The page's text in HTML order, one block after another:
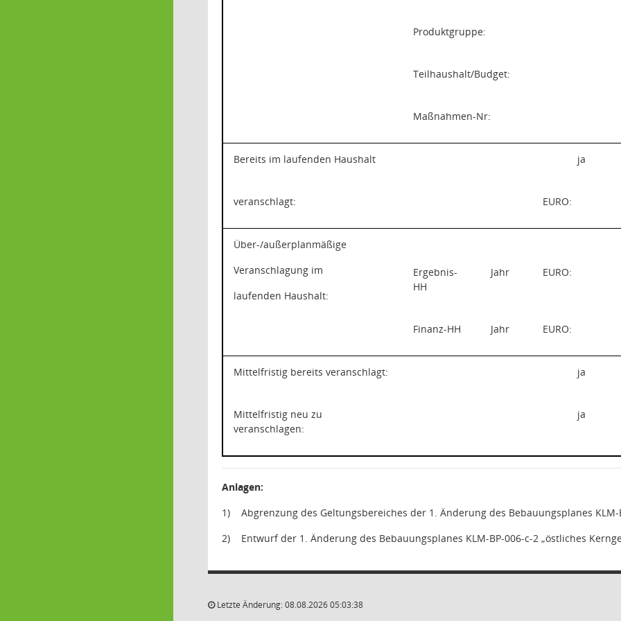
Produktgruppe:
Teilhaushalt/Budget:
Maßnahmen-Nr:
Bereits im laufenden Haushalt ja
veranschlagt: EURO:
Über-/außerplanmäßige
Veranschlagung im
laufenden Haushalt:
Ergebnis-
HH
Jahr EURO:
Finanz-HH Jahr EURO:
Mittelfristig bereits veranschlagt: ja
Mittelfristig neu zu
veranschlagen:
ja
Anlagen:
1)
Abgrenzung des Geltungsbereiches der 1. Änderung des Bebauungsplanes KLM-
2)
Entwurf der 1. Änderung des Bebauungsplanes KLM-BP-006-c-2 „östliches
Letzte Änderung: 08.08.2026 05:03:38